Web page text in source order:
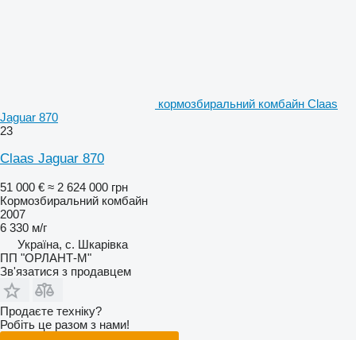
кормозбиральний комбайн Claas
Jaguar 870
23
Claas Jaguar 870
51 000 € ≈ 2 624 000 грн
Кормозбиральний комбайн
2007
6 330 м/г
Україна, с. Шкарівка
ПП "ОРЛАНТ-М"
Зв'язатися з продавцем
Продаєте техніку?
Робіть це разом з нами!